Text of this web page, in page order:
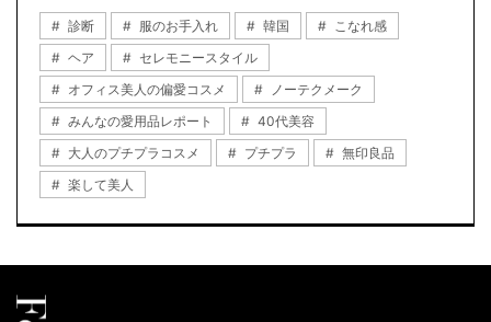
診断 服のお手入れ 韓国
こなれ感
ヘア
セレモニースタイル
オフィス美人の偏愛コスメ
ノーテクメーク
みんなの愛用品レポート
40代美容
大人のプチプラコスメ
プチプラ
無印良品
楽して美人